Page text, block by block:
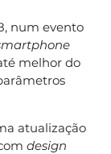
num evento
melhor do
atualização
design